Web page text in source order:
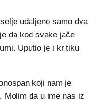
udaljeno samo dva
da kod svake jače
Uputio je i kritiku
koji nam je
Molim da u ime nas iz